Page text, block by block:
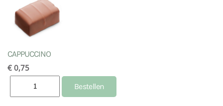
CAPPUCCINO
€ 0,75